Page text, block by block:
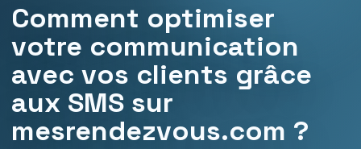
Comment optimiser
votre communication
avec vos clients grâce
aux SMS sur
mesrendezvous.com ?